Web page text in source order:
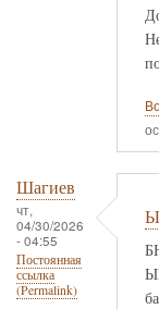
Шагиев
чт,
04/30/2026
- 04:55
Постоянная
ссылка
(Permalink)